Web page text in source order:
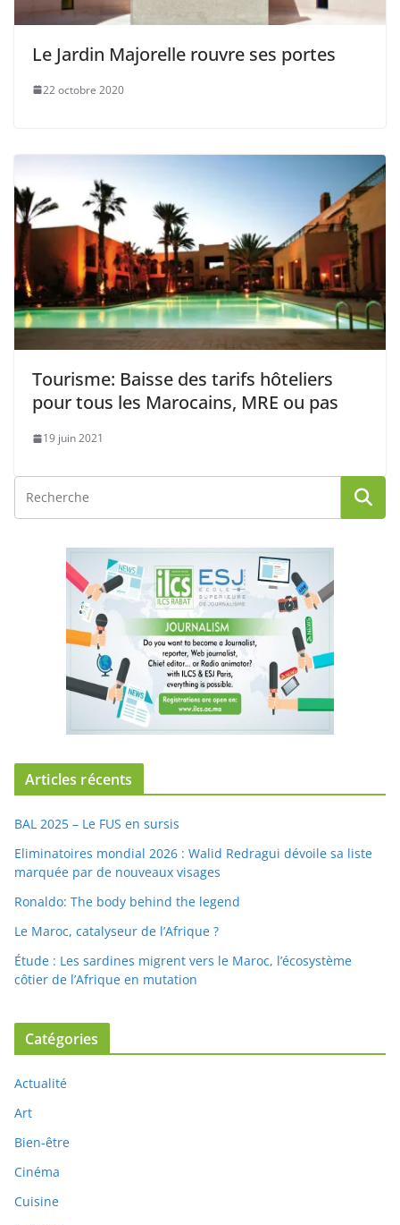
Le Jardin Majorelle rouvre ses portes
22 octobre 2020
Tourisme: Baisse des tarifs hôteliers
pour tous les Marocains, MRE ou pas
19 juin 2021
Articles récents
BAL 2025 – Le FUS en sursis
Eliminatoires mondial 2026 : Walid Redragui dévoile sa liste
marquée par de nouveaux visages
Ronaldo: The body behind the legend
Le Maroc, catalyseur de l’Afrique ?
Étude : Les sardines migrent vers le Maroc, l’écosystème
côtier de l’Afrique en mutation
Catégories
Actualité
Art
Bien-être
Cinéma
Cuisine